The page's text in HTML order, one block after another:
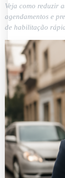
Veja como reduzir
agendamentos e
de habilitação